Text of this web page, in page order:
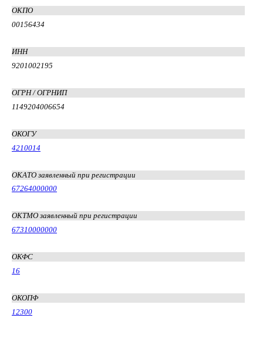
ОКПО
00156434
ИНН
9201002195
ОГРН / ОГРНИП
1149204006654
ОКОГУ
4210014
ОКАТО заявленный при регистрации
67264000000
ОКТМО заявленный при регистрации
67310000000
ОКФС
16
ОКОПФ
12300